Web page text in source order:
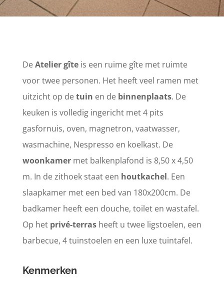
DeAtelier gîteis een ruime gîte met ruimte
voor twee personen. Het heeft veel ramen met
uitzicht op detuin en de binnenplaats. De
keuken is volledig ingericht met 4 pits
gasfornuis, oven, magnetron, vaatwasser,
wasmachine, Nespresso en koelkast. De
woonkamermet balkenplafond is 8,50 x 4,50
m. In de zithoek staat een houtkachel. Een
slaapkamer met een bed van 180x200cm. De
badkamer heeft een douche, toilet en wastafel.
Op het privé-terrasheeft u twee ligstoelen, een
barbecue, 4 tuinstoelen en een luxe tuintafel.
Kenmerken